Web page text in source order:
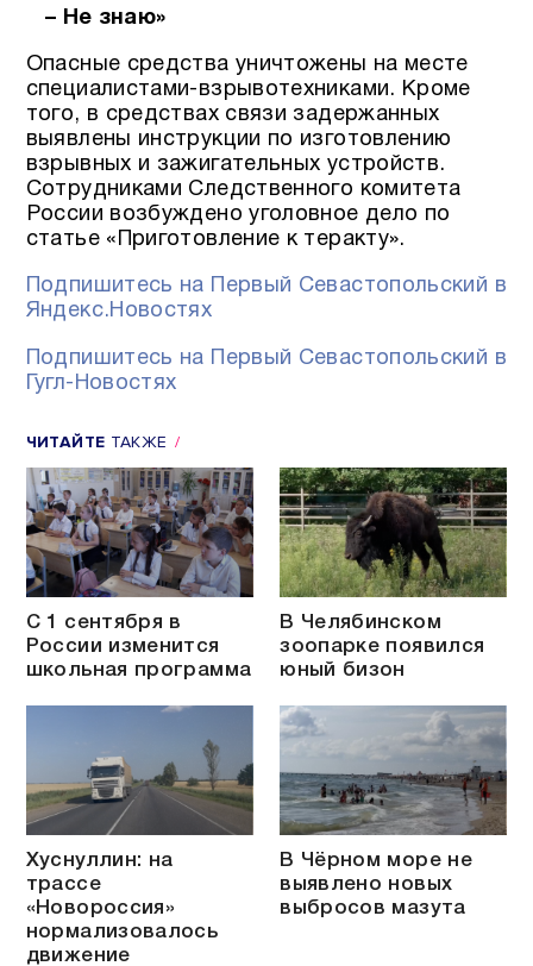
– Не знаю»
Опасные средства уничтожены на месте
специалистами-взрывотехниками. Кроме
того, в средствах связи задержанных
выявлены инструкции по изготовлению
взрывных и зажигательных устройств.
Сотрудниками Следственного комитета
России возбуждено уголовное дело по
статье «Приготовление к теракту».
Подпишитесь на Первый Севастопольский в
Яндекс.Новостях
Подпишитесь на Первый Севастопольский в
Гугл-Новостях
ЧИТАЙТЕ ТАКЖЕ
С 1 сентября в
России изменится
школьная программа
В Челябинском
зоопарке появился
юный бизон
Хуснуллин: на
трассе
«Новороссия»
нормализовалось
движение
В Чёрном море не
выявлено новых
выбросов мазута